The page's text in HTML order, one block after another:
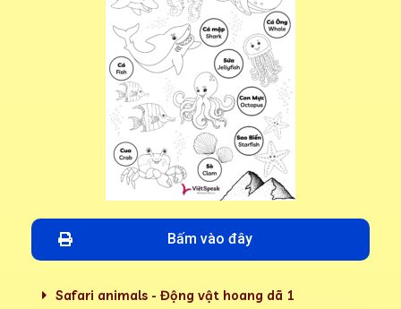
Bấm vào đây
Safari animals - Động vật hoang dã 1